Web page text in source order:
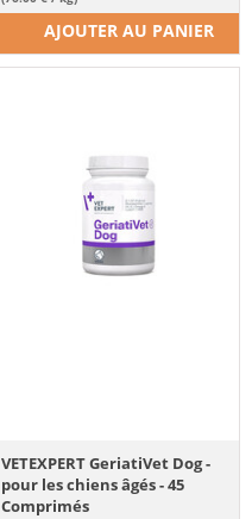
AJOUTER AU PANIER
VETEXPERT GeriatiVet Dog -
pour les chiens âgés - 45
Comprimés